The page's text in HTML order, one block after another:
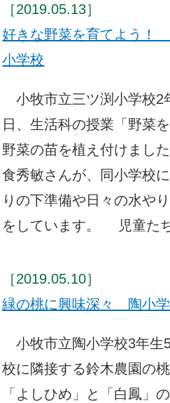
［2019.05.13］
好きな野菜を育てよう！
小学校
小牧市立三ツ渕小学校2
日、生活科の授業「野菜
野菜の苗を植え付けまし
食秀敏さんが、同小学校
りの下準備や日々の水や
をしています。 児童た
［2019.05.10］
緑の桃に興味深々 陶小
小牧市立陶小学校3年生
校に隣接する鈴木農園の
「よしひめ」と「白鳳」